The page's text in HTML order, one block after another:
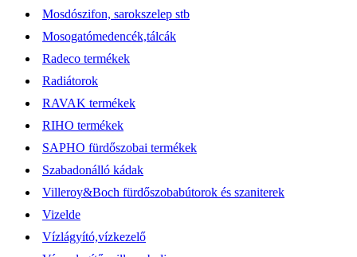
Mosdószifon, sarokszelep stb
Mosogatómedencék,tálcák
Radeco termékek
Radiátorok
RAVAK termékek
RIHO termékek
SAPHO fürdőszobai termékek
Szabadonálló kádak
Villeroy&Boch fürdőszobabútorok és szaniterek
Vizelde
Vízlágyító,vízkezelő